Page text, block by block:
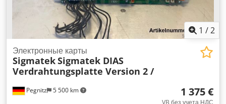
1 /2
Pegnitz 5 500 km
Электронные карты
SigmatekSigmatek DIAS
Verdrahtungsplatte Version 2 /
1 375 €